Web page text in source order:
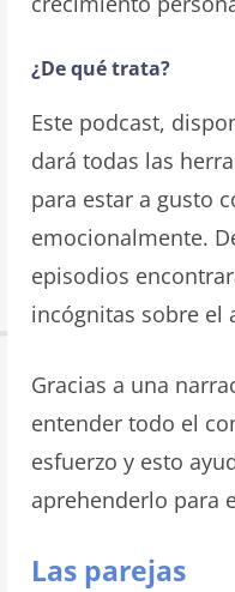
¿De qué trata?
Este podcast,
dará todas las
para estar a gusto
emocionalmente.
episodios
incógnitas sobre el
Gracias a una
entender todo el
esfuerzo y esto
aprehenderlo para
Las parejas